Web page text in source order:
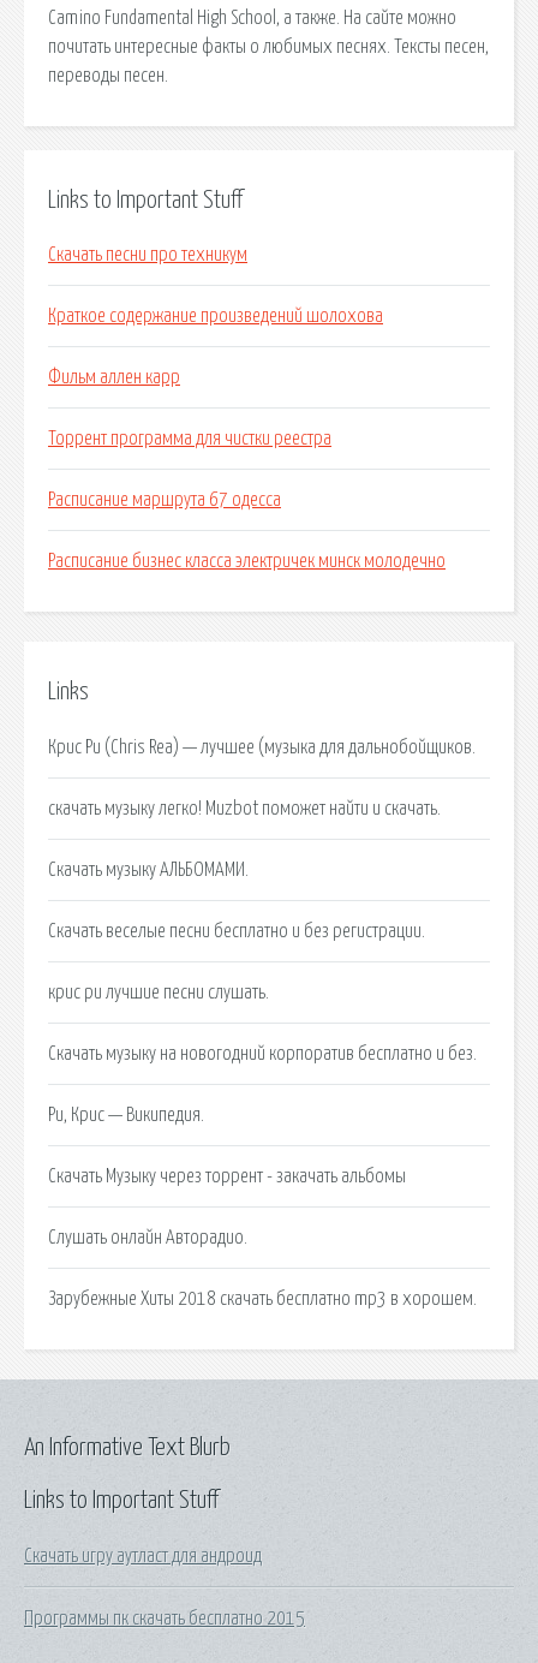
Camino Fundamental High School, а также. На сайте можно
почитать интересные факты о любимых песнях. Тексты песен,
переводы песен.
Links to Important Stuff
Скачать песни про техникум
Краткое содержание произведений шолохова
Фильм аллен карр
Торрент программа для чистки реестра
Расписание маршрута 67 одесса
Расписание бизнес класса электричек минск молодечно
Links
Крис Ри (Chris Rea) — лучшее (музыка для дальнобойщиков.
скачать музыку легко! Muzbot поможет найти и скачать.
Скачать музыку АЛЬБОМАМИ.
Скачать веселые песни бесплатно и без регистрации.
крис ри лучшие песни слушать.
Скачать музыку на новогодний корпоратив бесплатно и без.
Ри, Крис — Википедия.
Скачать Музыку через торрент - закачать альбомы
Слушать онлайн Авторадио.
Зарубежные Хиты 2018 скачать бесплатно mp3 в хорошем.
Links to Important Stuff
Скачать игру аутласт для андроид
Программы пк скачать бесплатно 2015
An Informative Text Blurb